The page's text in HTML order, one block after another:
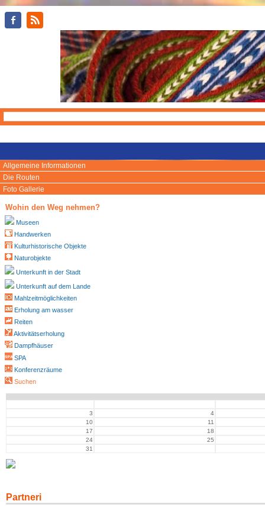
Allgemeine Informationen
Die Routen
Foto Gallerie
Wohin den Weg nehmen?
Museen
Handwerken
Kulturhistorische Objekte
Naturobjekte
Unterkunft in der Stadt
Unterkunft auf dem Lande
Mahlzeitmöglichkeiten
Erholung am wasser
Reiten
Aktivitätserholung
Dampfhäuser
SPA
Konferenzräume
Suchen
3
4
10
11
17
18
24
25
31
Partneri